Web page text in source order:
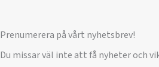
Prenumerera på vårt nyhetsbrev!
Du missar väl inte att få nyheter och